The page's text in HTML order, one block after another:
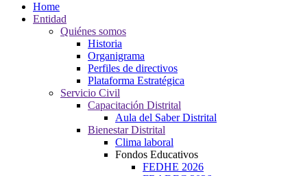
Home
Entidad
Quiénes somos
Historia
Organigrama
Perfiles de directivos
Plataforma Estratégica
Servicio Civil
Capacitación Distrital
Aula del Saber Distrital
Bienestar Distrital
Clima laboral
Fondos Educativos
FEDHE 2026